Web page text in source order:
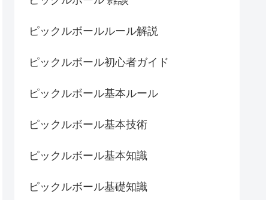
ピックルボールルール解説
ピックルボール初心者ガイド
ピックルボール基本ルール
ピックルボール基本技術
ピックルボール基本知識
ピックルボール基礎知識